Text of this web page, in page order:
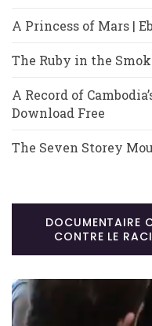
A Princess of Mars |
The Ruby in the
A Record of
Download Free
The Seven Storey
DOCUMENTAIRE
CONTRE LE
Lecteur
vidéo